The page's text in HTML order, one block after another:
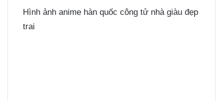
Hình ảnh anime hàn quốc công tử nhà giàu đẹp
trai